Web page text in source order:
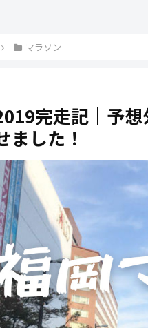
マラソン
完走記｜予
ました！